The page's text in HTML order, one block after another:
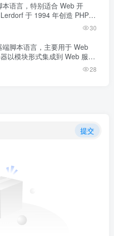
本语言，特别适合 Web 开
于 1994 年创造 PHP，
人简历访问量。如今 PHP 驱
30
端脚本语言，主要用于 Web
以模块形式集成到 Web 服务
求时执行 PHP 代码，生成动
户端。
28
提交